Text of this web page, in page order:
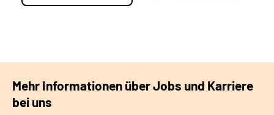
Mehr Informationen über Jobs und Karriere
bei uns